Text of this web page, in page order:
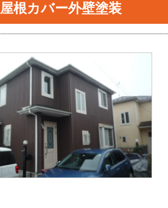
屋根カバー外壁塗装